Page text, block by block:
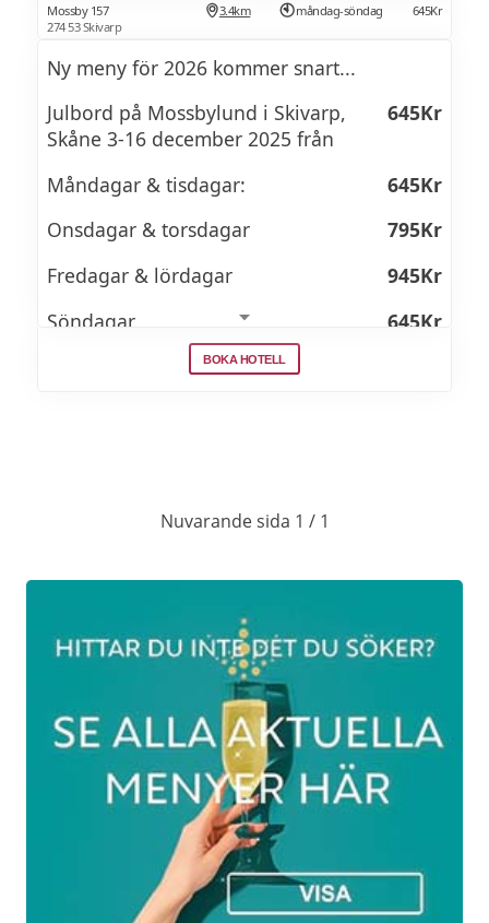
Mossby 157
274 53 Skivarp
3.4km måndag-söndag 645Kr
Ny meny för 2026 kommer snart...
Julbord på Mossbylund i Skivarp,
Skåne 3-16 december 2025 från
645Kr
Måndagar & tisdagar:
645Kr
Onsdagar & torsdagar
795Kr
Fredagar & lördagar
945Kr
Söndagar
645Kr
BOKA HOTELL
Nuvarande sida 1 / 1